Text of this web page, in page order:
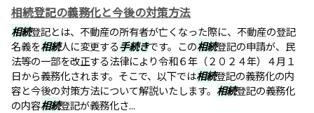
相続登記の義務化と今後の対策方法
相続登記とは、不動産の所有者が亡くなった際に、不動産の登記
名義を相続人に変更する手続きです。この相続登記の申請が、民
法等の一部を改正する法律により令和６年（２０２４年）４月１
日から義務化されます。そこで、以下では相続登記の義務化の内
容と今後の対策方法について解説いたします。 相続登記の義務化
の内容相続登記が義務化さ...